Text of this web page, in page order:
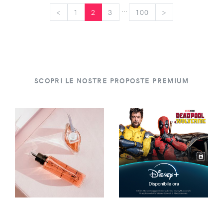
< 1 2 3 ... 100 >
SCOPRI LE NOSTRE PROPOSTE PREMIUM